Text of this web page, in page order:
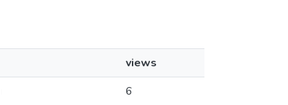
views
6